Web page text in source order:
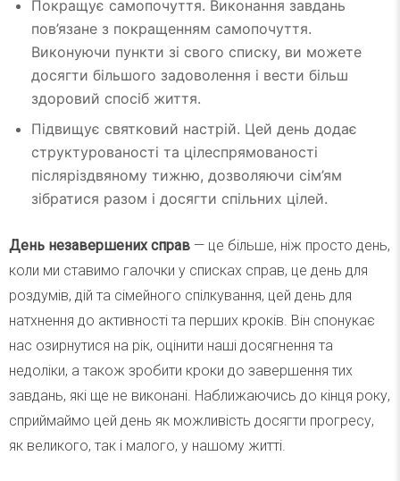
Покращує самопочуття. Виконання завдань
пов’язане з покращенням самопочуття.
Виконуючи пункти зі свого списку, ви можете
досягти більшого задоволення і вести більш
здоровий спосіб життя.
Підвищує святковий настрій. Цей день додає
структурованості та цілеспрямованості
післяріздвяному тижню, дозволяючи сім’ям
зібратися разом і досягти спільних цілей.
День незавершених справ — це більше, ніж просто день,
коли ми ставимо галочки у списках справ, це день для
роздумів, дій та сімейного спілкування, цей день для
натхнення до активності та перших кроків. Він спонукає
нас озирнутися на рік, оцінити наші досягнення та
недоліки, а також зробити кроки до завершення тих
завдань, які ще не виконані. Наближаючись до кінця року,
сприймаймо цей день як можливість досягти прогресу,
як великого, так і малого, у нашому житті.